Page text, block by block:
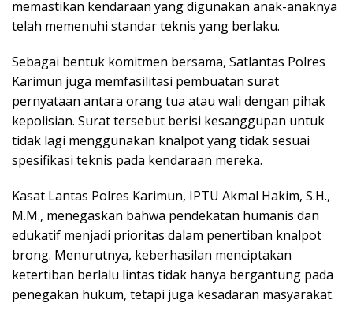
memastikan kendaraan yang digunakan anak-anaknya
telah memenuhi standar teknis yang berlaku.
Sebagai bentuk komitmen bersama, Satlantas Polres
Karimun juga memfasilitasi pembuatan surat
pernyataan antara orang tua atau wali dengan pihak
kepolisian. Surat tersebut berisi kesanggupan untuk
tidak lagi menggunakan knalpot yang tidak sesuai
spesifikasi teknis pada kendaraan mereka.
Kasat Lantas Polres Karimun, IPTU Akmal Hakim, S.H.,
M.M., menegaskan bahwa pendekatan humanis dan
edukatif menjadi prioritas dalam penertiban knalpot
brong. Menurutnya, keberhasilan menciptakan
ketertiban berlalu lintas tidak hanya bergantung pada
penegakan hukum, tetapi juga kesadaran masyarakat.